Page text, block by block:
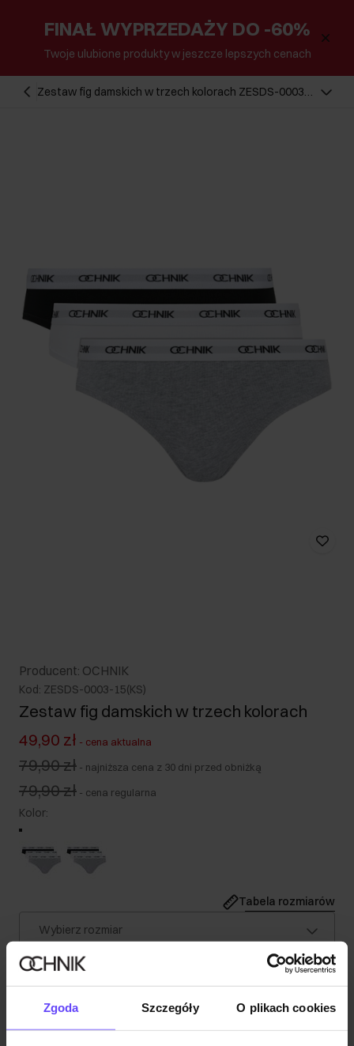
Zgoda Szczegóły O plikach cookies
FINAŁ WYPRZEDAŻY DO -60%
Twoje ulubione produkty w jeszcze lepszych cenach
Zestaw fig damskich w trzech kolorach ZESDS-0003-
Producent: OCHNIK
Kod: ZESDS-0003-15(KS)
Zestaw fig damskich w trzech kolorach
49,90 zł - cena aktualna
79,90 zł - najniższa cena z 30 dni przed obniżką
79,90 zł - cena regularna
Kolor:
Tabela rozmiarów
Wybierz rozmiar
Wysyłka w 1 dzień roboczy
Opis produktu